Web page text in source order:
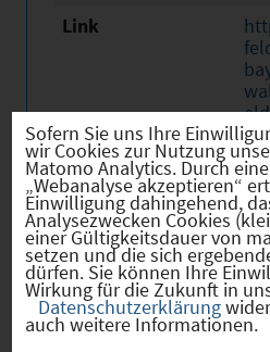
Link
Verkehr
Infrastruktur
Sofern Sie uns Ihre
wir Cookies zur Nutzung
Matomo Analytics. Durch
„Webanalyse akzeptieren“
Einwilligung dahingehend,
Analysezwecken Cookies
einer Gültigkeitsdauer von
setzen und die sich
dürfen. Sie können Ihre
Wirkung für die Zukunft in
Datenschutzerklärung
auch weitere Informationen.